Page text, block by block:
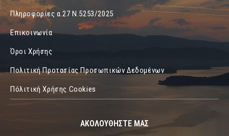
Πληροφορίες α.27 Ν.5253/2025
Επικοινωνία
Όροι Χρήσης
Πολιτική Προτασίας Προσωπικών Δεδομένων
Πόλιτική Χρήσης Cookies
ΑΚΟΛΟΥΘΗΣΤΕ ΜΑΣ